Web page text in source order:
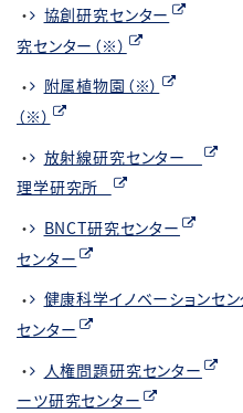
・ 協創研究センター
究センター（※）
・
附属植物園（※）
（※）
・
放射線研究センター
理学研究所
・
BNCT研究センター
センター
・
健康科学イノベーションセン
センター
・
人権問題研究センター
ーツ研究センター